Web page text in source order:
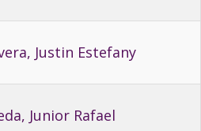
Justin Estefany
Junior Rafael